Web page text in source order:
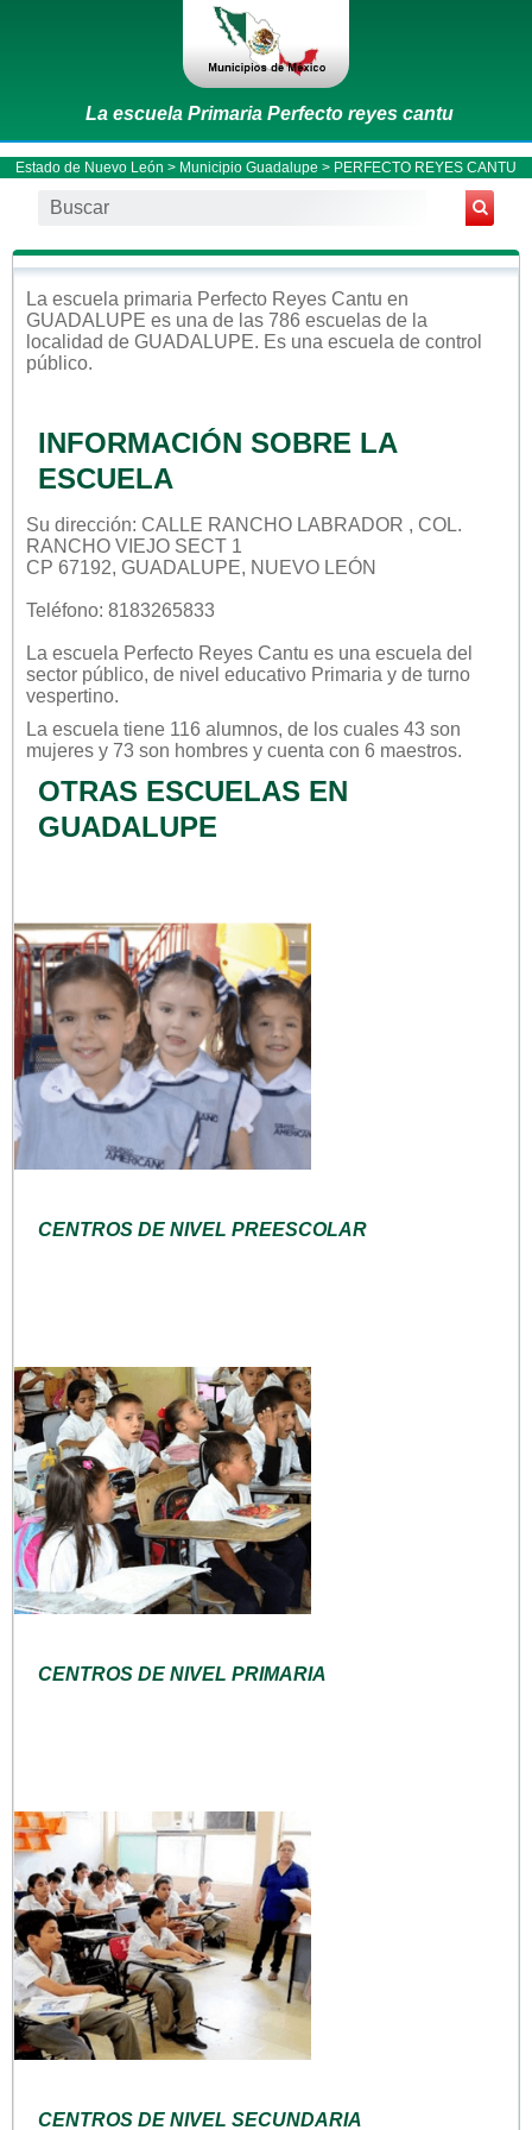
La escuela Primaria Perfecto reyes cantu
Estado de Nuevo León > Municipio Guadalupe > PERFECTO REYES CANTU
La escuela primaria Perfecto Reyes Cantu en
GUADALUPE es una de las 786 escuelas de la
localidad de GUADALUPE. Es una escuela de control
público.
INFORMACIÓN SOBRE LA
ESCUELA
Su dirección: CALLE RANCHO LABRADOR , COL.
RANCHO VIEJO SECT 1
CP 67192, GUADALUPE, NUEVO LEÓN
Teléfono: 8183265833
La escuela Perfecto Reyes Cantu es una escuela del
sector público, de nivel educativo Primaria y de turno
vespertino.
La escuela tiene 116 alumnos, de los cuales 43 son
mujeres y 73 son hombres y cuenta con 6 maestros.
OTRAS ESCUELAS EN
GUADALUPE
CENTROS DE NIVEL PREESCOLAR
CENTROS DE NIVEL PRIMARIA
CENTROS DE NIVEL SECUNDARIA